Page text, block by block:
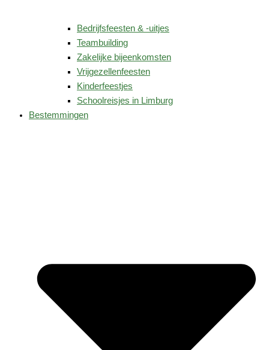
Bedrijfsfeesten & -uitjes
Teambuilding
Zakelijke bijeenkomsten
Vrijgezellenfeesten
Kinderfeestjes
Schoolreisjes in Limburg
Bestemmingen